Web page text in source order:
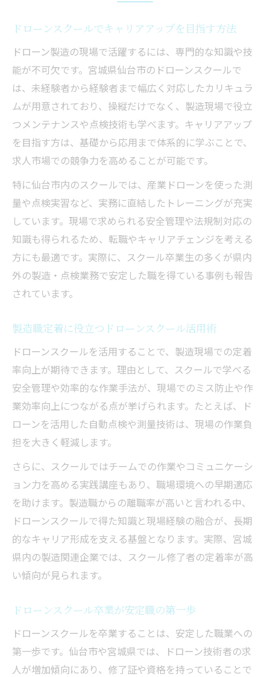
ドローンスクールでキャリアアップを目指す方法
ドローン製造の現場で活躍するには、専門的な知識や技
能が不可欠です。宮城県仙台市のドローンスクールで
は、未経験者から経験者まで幅広く対応したカリキュラ
ムが用意されており、操縦だけでなく、製造現場で役立
つメンテナンスや点検技術も学べます。キャリアアップ
を目指す方は、基礎から応用まで体系的に学ぶことで、
求人市場での競争力を高めることが可能です。
特に仙台市内のスクールでは、産業ドローンを使った測
量や点検実習など、実務に直結したトレーニングが充実
しています。現場で求められる安全管理や法規制対応の
知識も得られるため、転職やキャリアチェンジを考える
方にも最適です。実際に、スクール卒業生の多くが県内
外の製造・点検業務で安定した職を得ている事例も報告
されています。
製造職定着に役立つドローンスクール活用術
ドローンスクールを活用することで、製造現場での定着
率向上が期待できます。理由として、スクールで学べる
安全管理や効率的な作業手法が、現場でのミス防止や作
業効率向上につながる点が挙げられます。たとえば、ド
ローンを活用した自動点検や測量技術は、現場の作業負
担を大きく軽減します。
さらに、スクールではチームでの作業やコミュニケーシ
ョン力を高める実践講座もあり、職場環境への早期適応
を助けます。製造職からの離職率が高いと言われる中、
ドローンスクールで得た知識と現場経験の融合が、長期
的なキャリア形成を支える基盤となります。実際、宮城
県内の製造関連企業では、スクール修了者の定着率が高
い傾向が見られます。
ドローンスクール卒業が安定職の第一歩
ドローンスクールを卒業することは、安定した職業への
第一歩です。仙台市や宮城県では、ドローン技術者の求
人が増加傾向にあり、修了証や資格を持っていることで